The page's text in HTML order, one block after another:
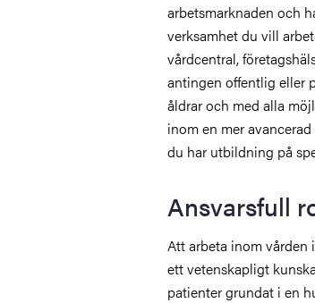
arbetsmarknaden och
verksamhet du vill
vårdcentral,
antingen offentlig eller
åldrar och med alla
inom en mer
du har utbildning på
Ansvarsfull
Att arbeta inom vården
ett vetenskapligt
patienter grundat i en